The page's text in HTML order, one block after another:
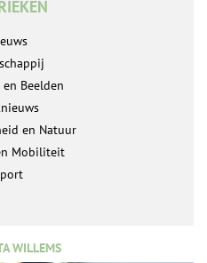
Beelden
en Natuur
Mobiliteit
WILLEMS